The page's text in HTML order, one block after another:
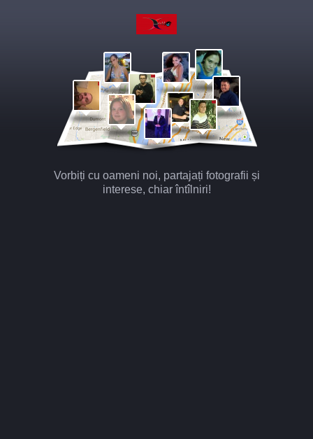
Vorbiți cu oameni noi, partajați fotografii și
interese, chiar întîlniri!